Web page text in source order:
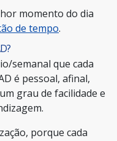
momento do dia
de tempo.
semanal que cada
é pessoal, afinal,
grau de facilidade e
porque cada